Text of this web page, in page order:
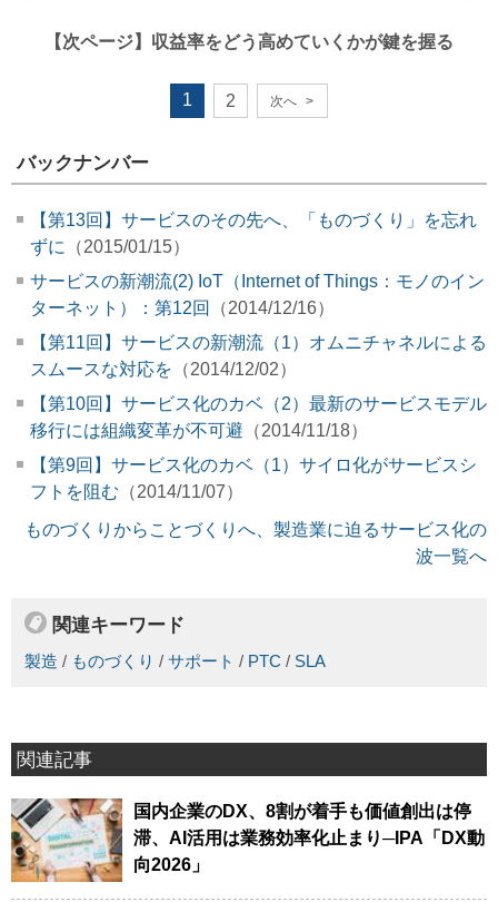
【次ページ】 収益率をどう高めていくかが鍵を握る
1 2 次へ >
バックナンバー
【第13回】サービスのその先へ、「ものづくり」を忘れ
ずに
（2015/01/15）
サービスの新潮流(2) IoT（Internet of Things：モノのイン
ターネット）：第12回
（2014/12/16）
【第11回】サービスの新潮流（1）オムニチャネルによる
スムースな対応を （2014/12/02）
【第10回】サービス化のカベ（2）最新のサービスモデル
移行には組織変革が不可避 （2014/11/18）
【第9回】サービス化のカベ（1）サイロ化がサービスシ
フトを阻む （2014/11/07）
ものづくりからことづくりへ、製造業に迫るサービス化の
波一覧へ
関連キーワード
製造 / ものづくり / サポート / PTC / SLA
関連記事
国内企業のDX、8割が着手も価値創出は停
滞、AI活用は業務効率化止まり─IPA「DX動
向2026」